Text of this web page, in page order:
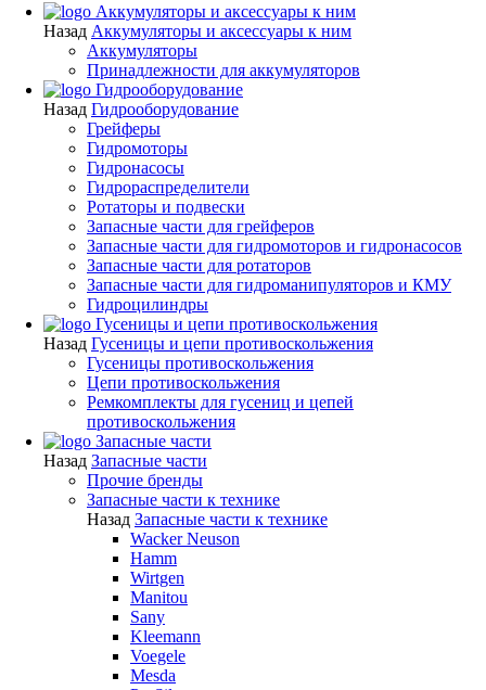
Аккумуляторы и аксессуары к ним
Назад Аккумуляторы и аксессуары к ним
Аккумуляторы
Принадлежности для аккумуляторов
Гидрооборудование
Назад Гидрооборудование
Грейферы
Гидромоторы
Гидронасосы
Гидрораспределители
Ротаторы и подвески
Запасные части для грейферов
Запасные части для гидромоторов и гидронасосов
Запасные части для ротаторов
Запасные части для гидроманипуляторов и КМУ
Гидроцилиндры
Гусеницы и цепи противоскольжения
Назад Гусеницы и цепи противоскольжения
Гусеницы противоскольжения
Цепи противоскольжения
Ремкомплекты для гусениц и цепей
противоскольжения
Запасные части
Назад Запасные части
Прочие бренды
Запасные части к технике
Назад Запасные части к технике
Wacker Neuson
Hamm
Wirtgen
Manitou
Sany
Kleemann
Voegele
Mesda